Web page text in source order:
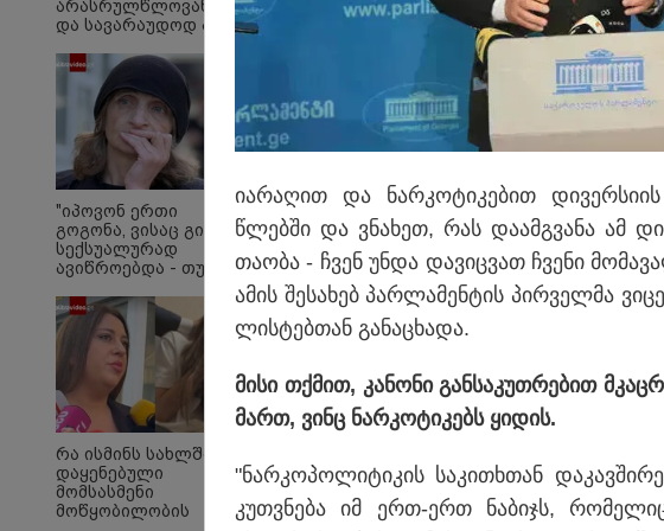
ნია იმნაძესა და ანასტასია
შეეფარდათ
არასრულწლოვანების
და სავარაუდოდ არა
არასრულწლოვანების
ჯგუფი" - რა
ინფორმაციას
ავრცელებს
ადვოკატი?
"იპოვონ ერთი
გოგონა, ვისაც გიგა
სექსუალურად
ავიწროებდა - თუ
ლარს
ოფიციალურად,
სახალხოდ გადავცემ"
- ეკა კუპატაძე
განცხადებას
ავრცელებს
რა ისმინს სახლში
დაყენებული
მომსასმენი
მოწყობილობის
ია­რა­ღით და ნარ­კო­ტი­კე­ბით
წლებ­ში და ვნა­ხეთ, რას და­ამ­გვა­ნა ამ
თა­ო­ბა - ჩვენ უნდა და­ვიც­ვათ ჩვე­ნი
ამის შე­სა­ხებ პარ­ლა­მენ­ტის პირ­ველ­მა
ლის­ტებ­თან გა­ნა­ცხა­და.
მისი თქმით, კა­ნო­ნი გან­სა­კუთ­რე­ბით
მართ, ვინც ნარ­კო­ტი­კებს ყი­დის.
"ნარ­კო­პო­ლი­ტი­კის სა­კი­თხთან
კუთ­ვნე­ბა იმ ერთ-ერთ ნა­ბიჯს,